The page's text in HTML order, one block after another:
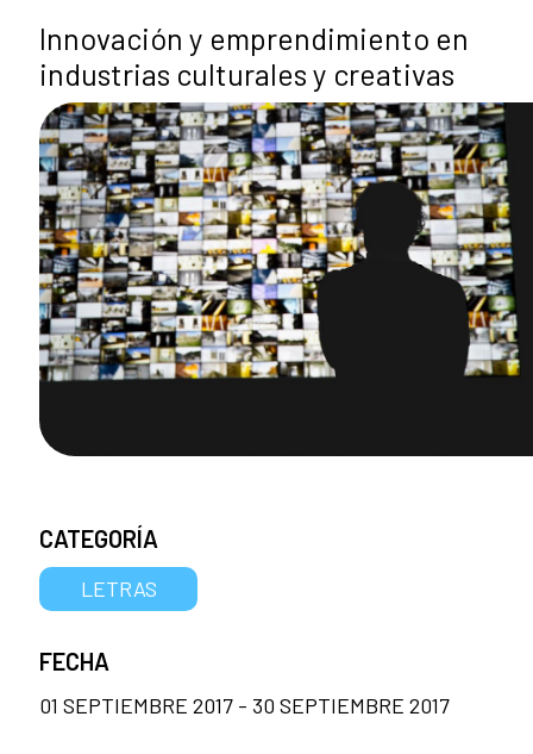
Innovación y emprendimiento en
industrias culturales y creativas
CATEGORÍA
LETRAS
FECHA
01 SEPTIEMBRE 2017 - 30 SEPTIEMBRE 2017